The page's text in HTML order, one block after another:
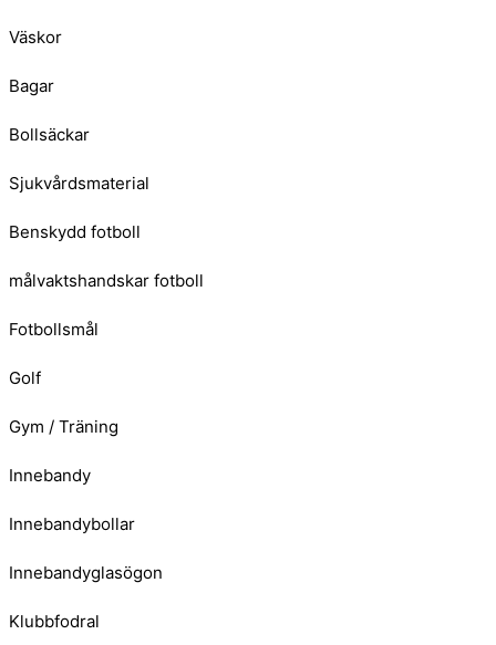
Väskor
Bagar
Bollsäckar
Sjukvårdsmaterial
Benskydd fotboll
målvaktshandskar fotboll
Fotbollsmål
Golf
Gym / Träning
Innebandy
Innebandybollar
Innebandyglasögon
Klubbfodral